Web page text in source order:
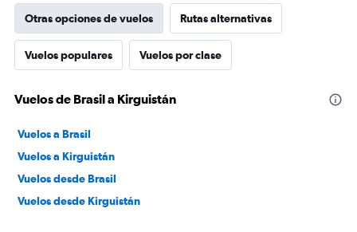
Otras opciones de vuelos Rutas alternativas
Vuelos populares Vuelos por clase
Vuelos de Brasil a Kirguistán
Vuelos a Brasil
Vuelos a Kirguistán
Vuelos desde Brasil
Vuelos desde Kirguistán